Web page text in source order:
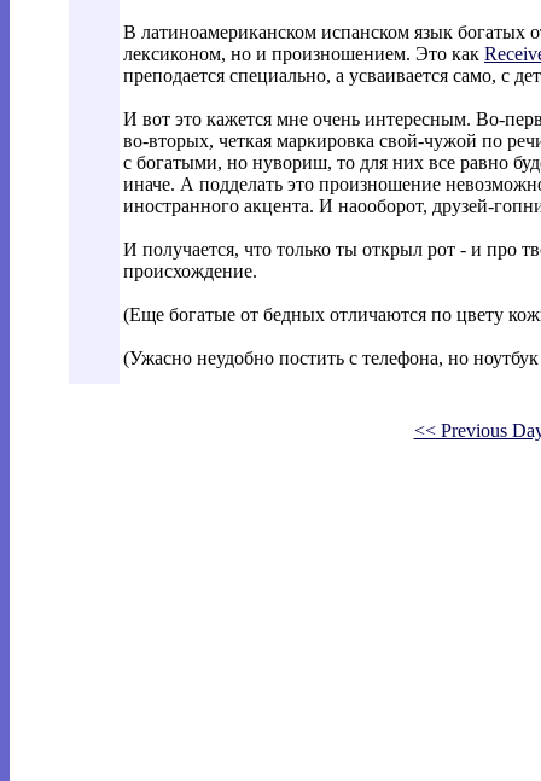
В латиноамериканском испанском язык богатых
лексиконом, но и произношением. Это как
преподается специально, а усваивается само, с
И вот это кажется мне очень интересным. Во-
во-вторых, четкая маркировка свой-чужой по
с богатыми, но нувориш, то для них все равно
иначе. А подделать это произношение
иностранного акцента. И наооборот, друзей-
И получается, что только ты открыл рот - и про
происхождение.
(Еще богатые от бедных отличаются по цвету
(Ужасно неудобно постить с телефона, но
<< Previous